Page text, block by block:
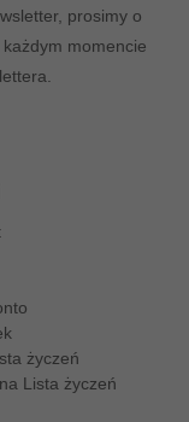
prosimy o
momencie
życzeń
Lista życzeń